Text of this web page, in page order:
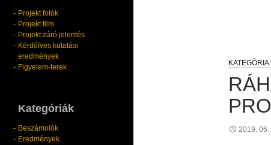
2019. 06.
Projekt fotók
Projekt film
Projekt záró jelentés
Kérdőíves kutatási
eredmények
Figyelem-terek
Kategóriák
Beszámolók
Eredmények